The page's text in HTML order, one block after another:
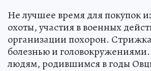
Не лучшее время для покупок
охоты, участия в военных
организации похорон.
болезнью и
людям, родившимся в годы